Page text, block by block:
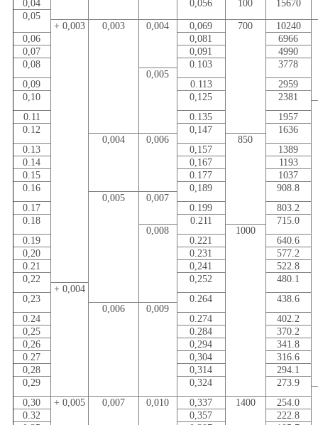
0,04 0,056 100
15670
0,05
+ 0,003
0,003 0,004 0,069 700
10240
0,06
0,081
6966
0,07
0,091
4990
0,08
0.103
3778
0,005
0,09
0.113
2959
0,10
0,125
2381
0.11
0.135
1957
0.12
0,147
1636
0,004
0,006
850
0.13
0,157
1389
0.14
0,167
1193
0.15
0.177
1037
0.16
0,189
908.8
0,005
0,007
0.17
0.199
803.2
0.18
0.211
715.0
0,008
1000
0.19
0.221
640.6
0,20
0.231
577.2
0.21
0,241
522.8
0,22
0,252
480.1
+ 0,004
0,23
0.264
438.6
0,006
0,009
0.24
0.274
402.2
0,25
0.284
370.2
0,26
0,294
341.8
0.27
0,304
316.6
0,28
0,314
294.1
0,29
0,324
273.9
0,30
+ 0,005 0,007 0,010 0,337 1400
254.0
0.32
0,357
222.8